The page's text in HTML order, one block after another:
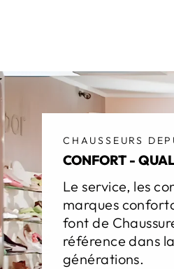
CHAUSSEURS
CONFORT -
Le service, les
marques
font de
référence dans
générations.